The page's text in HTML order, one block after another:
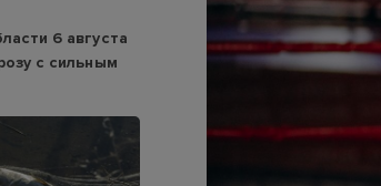
6 августа
с сильным